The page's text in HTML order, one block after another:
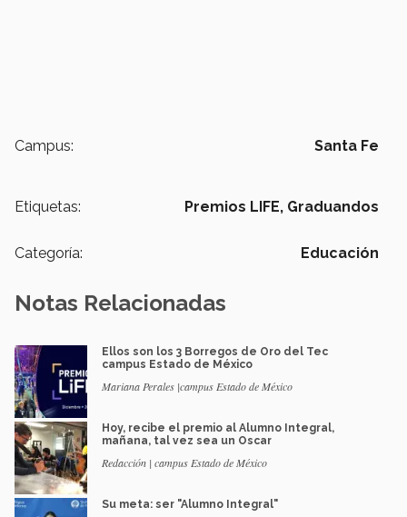
Campus: Santa Fe
Etiquetas: Premios LIFE, Graduandos
Categoría: Educación
Notas Relacionadas
Ellos son los 3 Borregos de Oro del Tec
campus Estado de México
Mariana Perales |campus Estado de México
Hoy, recibe el premio al Alumno Integral,
mañana, tal vez sea un Oscar
Redacción | campus Estado de México
Su meta: ser "Alumno Integral"